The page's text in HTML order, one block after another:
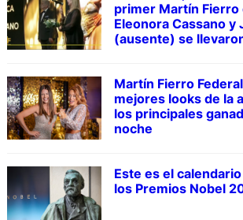
primer Martín Fierro
Eleonora Cassano y
(ausente) se
Martín Fierro
mejores looks de la
los principales
noche
Este es el
los Premios Nobel